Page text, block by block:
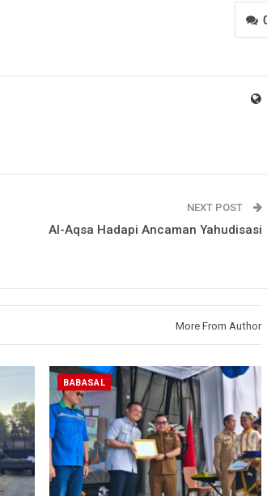
NEXT POST
Al-Aqsa Hadapi Ancaman Yahudisasi
More From Author
BABASAL